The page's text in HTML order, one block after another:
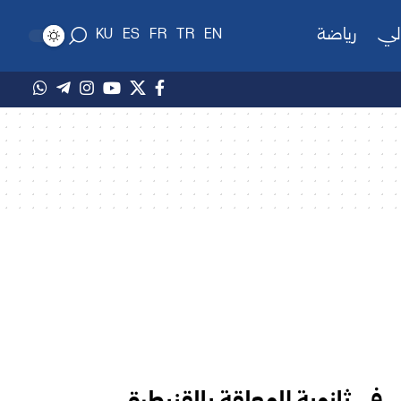
رياضة EN
TR
FR
ES
KU